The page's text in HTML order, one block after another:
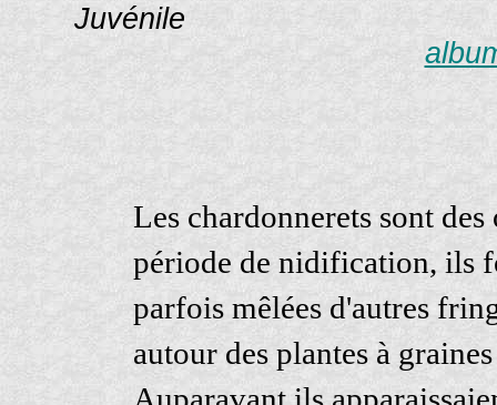
Juvénile
Les chardonnerets sont
période de nidification, ils
parfois mêlées d'autres
autour des plantes à